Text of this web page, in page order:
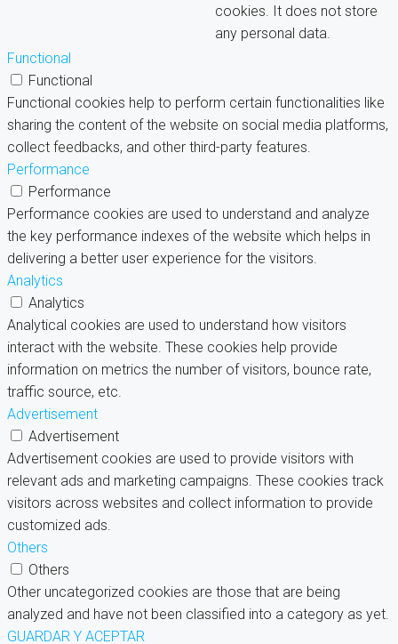
cookies. It does not store
any personal data.
Functional
Functional
Functional cookies help to perform certain functionalities like
sharing the content of the website on social media platforms,
collect feedbacks, and other third-party features.
Performance
Performance
Performance cookies are used to understand and analyze
the key performance indexes of the website which helps in
delivering a better user experience for the visitors.
Analytics
Analytics
Analytical cookies are used to understand how visitors
interact with the website. These cookies help provide
information on metrics the number of visitors, bounce rate,
traffic source, etc.
Advertisement
Advertisement
Advertisement cookies are used to provide visitors with
relevant ads and marketing campaigns. These cookies track
visitors across websites and collect information to provide
customized ads.
Others
Others
Other uncategorized cookies are those that are being
analyzed and have not been classified into a category as yet.
GUARDAR Y ACEPTAR